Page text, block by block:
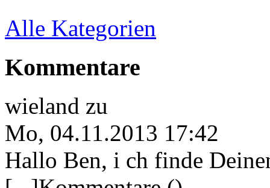
Alle Kategorien
Kommentare
wieland zu
Mo, 04.11.2013 17:42
Hallo Ben, i ch finde